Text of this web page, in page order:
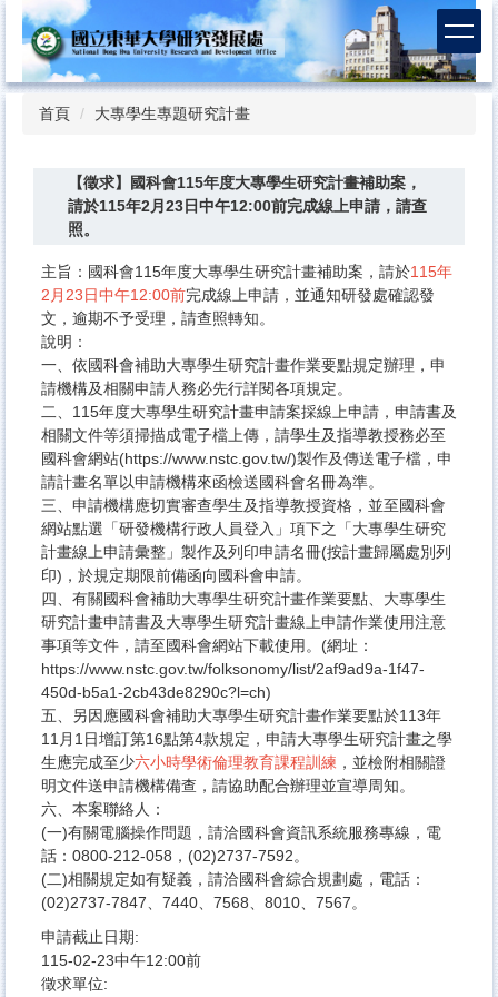
跳
到
要
首頁 大專學生專題研究計畫
【徵求】國科會115年度大專學生研究計畫補助案，
請於115年2月23日中午12:00前完成線上申請，請查
照。
主旨：國科會115年度大專學生研究計畫補助案，請於115年
2月23日中午12:00前完成線上申請，並通知研發處確認發
文，逾期不予受理，請查照轉知。
說明：​
一、依國科會補助大專學生研究計畫作業要點規定辦理，申
請機構及相關申請人務必先行詳閱各項規定。
二、115年度大專學生研究計畫申請案採線上申請，申請書及
相關文件等須掃描成電子檔上傳，請學生及指導教授務必至
國科會網站(https://www.nstc.gov.tw/)製作及傳送電子檔，申
請計畫名單以申請機構來函檢送國科會名冊為準。
三、申請機構應切實審查學生及指導教授資格，並至國科會
網站點選「研發機構行政人員登入」項下之「大專學生研究
計畫線上申請彙整」製作及列印申請名冊(按計畫歸屬處別列
印)，於規定期限前備函向國科會申請。
四、有關國科會補助大專學生研究計畫作業要點、大專學生
研究計畫申請書及大專學生研究計畫線上申請作業使用注意
事項等文件，請至國科會網站下載使用。(網址：
https://www.nstc.gov.tw/folksonomy/list/2af9ad9a-1f47-
450d-b5a1-2cb43de8290c?l=ch)
五、另因應國科會補助大專學生研究計畫作業要點於113年
11月1日增訂第16點第4款規定，申請大專學生研究計畫之學
生應完成至少六小時學術倫理教育課程訓練 ，並檢附相關證
明文件送申請機構備查，請協助配合辦理並宣導周知。
六、本案聯絡人：
(一)有關電腦操作問題，請洽國科會資訊系統服務專線，電
話：0800-212-058，(02)2737-7592。
(二)相關規定如有疑義，請洽國科會綜合規劃處，電話：
(02)2737-7847、7440、7568、8010、7567。
申請截止日期:
115-02-23中午12:00前
徵求單位: